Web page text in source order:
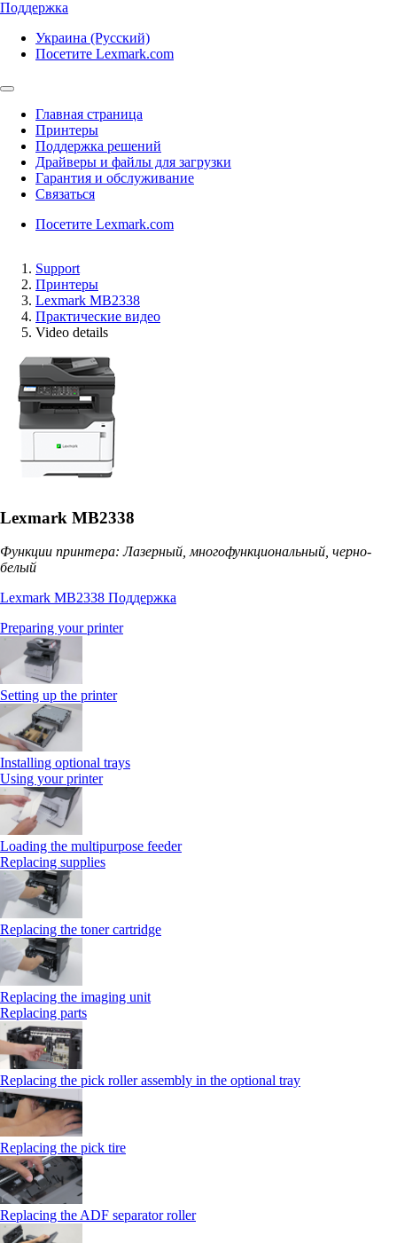
Поддержка
Украина (Русский)
Посетите Lexmark.com
Главная страница
Принтеры
Поддержка решений
Драйверы и файлы для загрузки
Гарантия и обслуживание
Связаться
Посетите Lexmark.com
Support
Принтеры
Lexmark MB2338
Практические видео
Video details
Lexmark MB2338
Функции принтера: Лазерный, многофункциональный, черно-
белый
Lexmark MB2338 Поддержка
Preparing your printer
Setting up the printer
Installing optional trays
Using your printer
Loading the multipurpose feeder
Replacing supplies
Replacing the toner cartridge
Replacing the imaging unit
Replacing parts
Replacing the pick roller assembly in the optional tray
Replacing the pick tire
Replacing the ADF separator roller